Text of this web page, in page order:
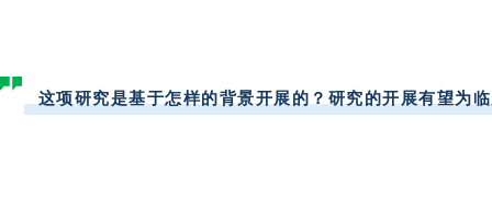
这项研究是基于怎样的背景开展的？研究的开展有望为